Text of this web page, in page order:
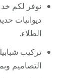
نوفر لكم
ديوانيات
الطلاء.
تركيب
التصاميم